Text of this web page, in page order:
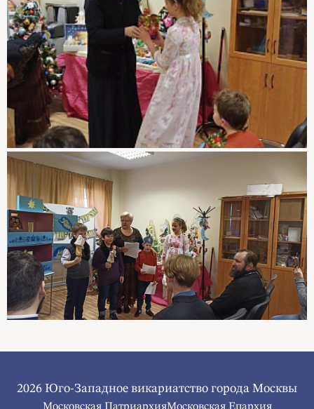
2026 Юго-Западное викариатство города Москвы